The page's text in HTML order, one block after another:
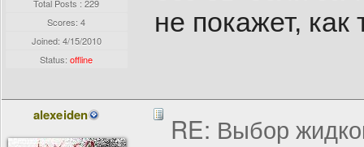
Total Posts : 229
Scores: 4
Joined: 4/15/2010
Status:offline
не покажет, как
alexeiden
RE: Выбор